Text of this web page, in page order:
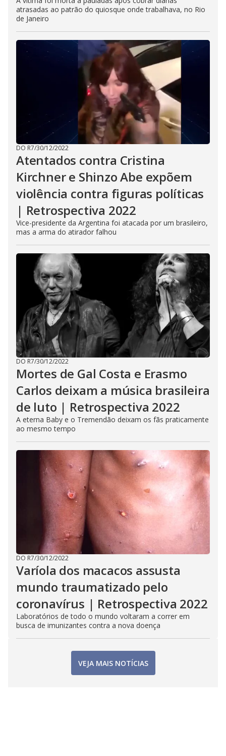
atrasadas ao patrão do quiosque onde trabalhava, no Rio
de Janeiro
DO R7/30/12/2022
Atentados contra Cristina
Kirchner e Shinzo Abe expõem
violência contra figuras políticas
| Retrospectiva 2022
Vice-presidente da Argentina foi atacada por um brasileiro,
mas a arma do atirador falhou
DO R7/30/12/2022
Mortes de Gal Costa e Erasmo
Carlos deixam a música brasileira
de luto | Retrospectiva 2022
A eterna Baby e o Tremendão deixam os fãs praticamente
ao mesmo tempo
DO R7/30/12/2022
Varíola dos macacos assusta
mundo traumatizado pelo
coronavírus | Retrospectiva 2022
Laboratórios de todo o mundo voltaram a correr em
busca de imunizantes contra a nova doença
VEJA MAIS NOTÍCIAS